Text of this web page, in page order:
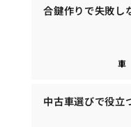
合鍵作りで失敗し
車
中古車選びで役立